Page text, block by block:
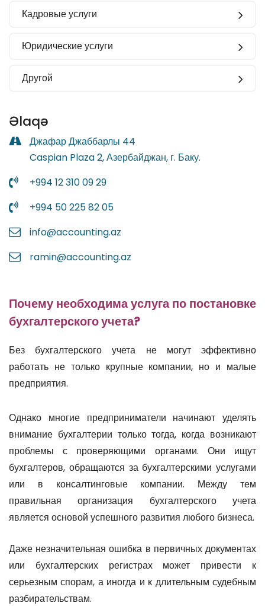
Кадровые услуги
Юридические услуги
Другой
Əlaqə
Джафар Джаббарлы 44
Caspian Plaza 2, Азербайджан, г. Баку.
+994 12 310 09 29
+994 50 225 82 05
info@accounting.az
ramin@accounting.az
Почему необходима услуга по постановке
бухгалтерского учета?
Без бухгалтерского учета не могут эффективно
работать не только крупные компании, но и малые
предприятия.
Однако многие предприниматели начинают уделять
внимание бухгалтерии только тогда, когда возникают
проблемы с проверяющими органами. Они ищут
бухгалтеров, обращаются за бухгалтерскими услугами
или в консалтинговые компании. Между тем
правильная организация бухгалтерского учета
является основой успешного развития любого бизнеса.
Даже незначительная ошибка в первичных документах
или бухгалтерских регистрах может привести к
серьезным спорам, а иногда и к длительным судебным
разбирательствам.